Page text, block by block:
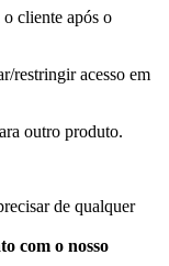
o cliente após o
restringir acesso em
outro produto.
de qualquer
com o nosso